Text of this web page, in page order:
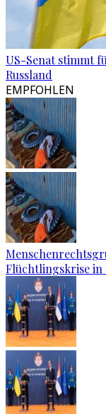
US-Senat stimmt
Russland
EMPFOHLEN
Flüchtlingskrise in